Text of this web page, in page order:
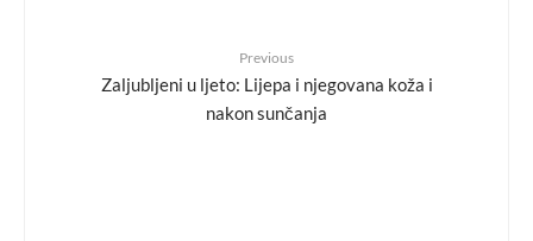
Previous
Zaljubljeni u ljeto: Lijepa i njegovana koža i
nakon sunčanja